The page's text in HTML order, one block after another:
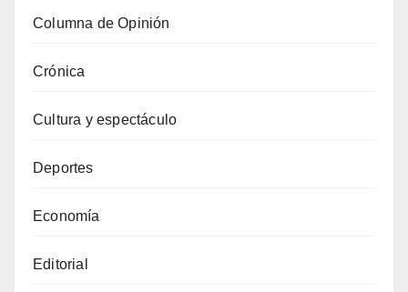
Columna de Opinión
Crónica
Cultura y espectáculo
Deportes
Economía
Editorial